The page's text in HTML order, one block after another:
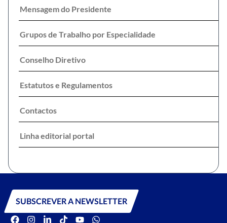
Mensagem do Presidente
Grupos de Trabalho por Especialidade
Conselho Diretivo
Estatutos e Regulamentos
Contactos
Linha editorial portal
SUBSCREVER A NEWSLETTER